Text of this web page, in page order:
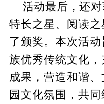
活动最后，还对
特长之星、阅读
了颁奖。本次活
族优秀传统文化
成果，营造和谐
园文化氛围，共